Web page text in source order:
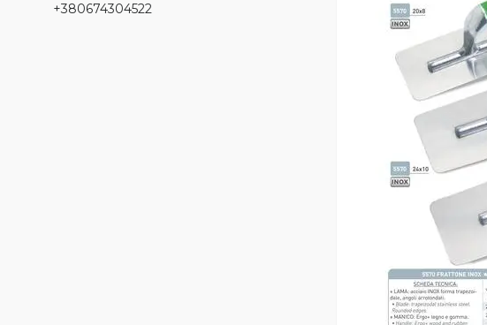
+380674304522